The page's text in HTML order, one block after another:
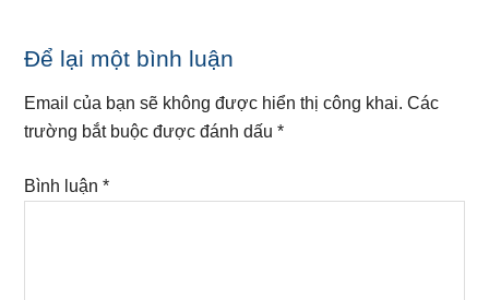
Reader
Interactions
Để lại một bình luận
Email của bạn sẽ không được hiển thị công khai. Các
trường bắt buộc được đánh dấu*
Bình luận*